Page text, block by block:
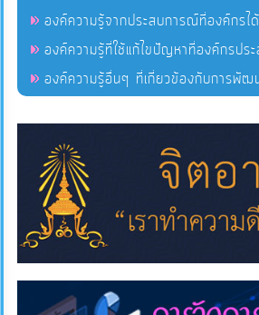
ประจำ
ปี
การ
บริหาร
และ
พัฒนา
ทรัพยากร
บุคคล
การ
องค์ความรู้จากประสบการณ์ที่องค์กรไ
องค์ความรู้ที่ใช้แก้ไขปัญหาที่องค์กรปร
องค์ความรู้อื่นๆ ที่เกี่ยวข้องกับการพัฒ